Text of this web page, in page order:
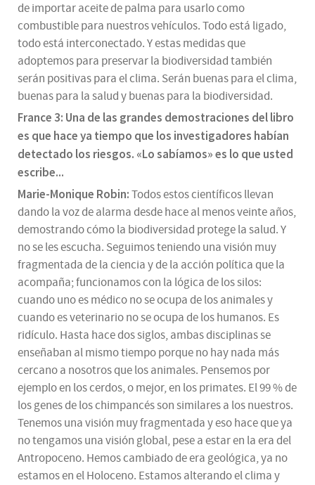
de importar aceite de palma para usarlo como
combustible para nuestros vehículos. Todo está ligado,
todo está interconectado. Y estas medidas que
adoptemos para preservar la biodiversidad también
serán positivas para el clima. Serán buenas para el clima,
buenas para la salud y buenas para la biodiversidad.
France 3: Una de las grandes demostraciones del libro
es que hace ya tiempo que los investigadores habían
detectado los riesgos. «Lo sabíamos»es lo que usted
escribe...
Marie-Monique Robin:Todos estos científicos llevan
dando la voz de alarma desde hace al menos veinte años,
demostrando cómo la biodiversidad protege la salud. Y
no se les escucha. Seguimos teniendo una visión muy
fragmentada de la ciencia y de la acción política que la
acompaña; funcionamos con la lógica de los silos:
cuando uno es médico no se ocupa de los animales y
cuando es veterinario no se ocupa de los humanos. Es
ridículo. Hasta hace dos siglos, ambas disciplinas se
enseñaban al mismo tiempo porque no hay nada más
cercano a nosotros que los animales. Pensemos por
ejemplo en los cerdos, o mejor, en los primates. El 99 % de
los genes de los chimpancés son similares a los nuestros.
Tenemos una visión muy fragmentada y eso hace que ya
no tengamos una visión global, pese a estar en la era del
Antropoceno. Hemos cambiado de era geológica, ya no
estamos en el Holoceno. Estamos alterando el clima y